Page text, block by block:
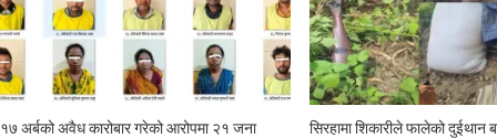
१७ अर्बको अवैध कारोबार गरेको आरोपमा २१ जना
सिरहामा शिकारीले फालेको दुईथान